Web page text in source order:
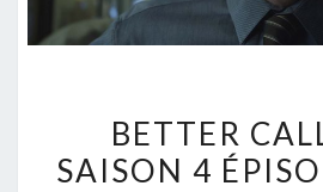
CALL
SAUL
BETTER
SAISON 4